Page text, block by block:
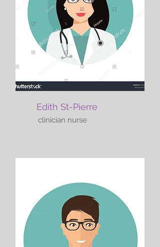
Edith St-Pierre
clinician nurse